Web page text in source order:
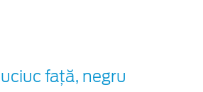
față, negru